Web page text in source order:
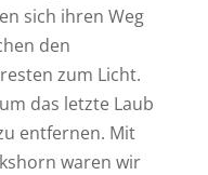
sich ihren Weg
den
zum Licht.
das letzte Laub
entfernen. Mit
waren wir